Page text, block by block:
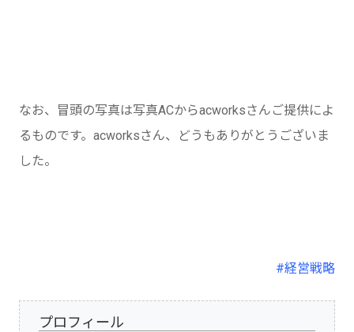
なお、冒頭の写真は写真ACからacworksさんご提供によ
るものです。acworksさん、どうもありがとうございま
した。
#経営戦略
プロフィール